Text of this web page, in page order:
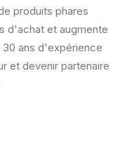
produits phares
d'achat et augmente
ans d'expérience
et devenir partenaire